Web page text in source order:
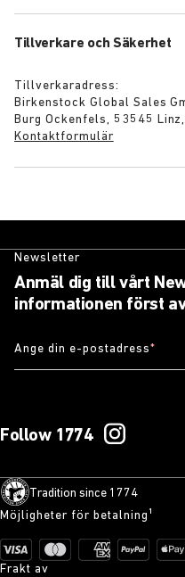
Tillverkare och Säkerhet
Tillverkaradress:
Birkenstock Global Sales
Burg Ockenfels, 53545
Kontaktformulär
Newsletter
Anmäl dig till vårt
informationen först
Ange din e-postadress*
Follow 1774
Tradition since 1774
Möjligheter för betalning¹
Frakt av